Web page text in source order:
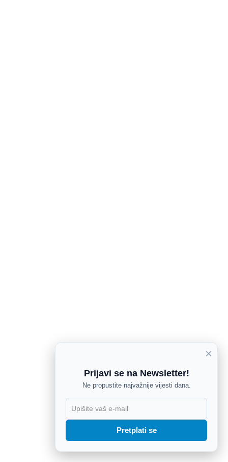
×
Prijavi se na Newsletter!
Ne propustite najvažnije vijesti dana.
Pretplati se